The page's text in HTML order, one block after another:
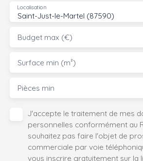
Saint-Just-le-Martel (87590)
Localisation
Budget max (€)
Surface min (m²)
Pièces min
J'accepte le traitement de mes
personnelles conformément au
souhaitez pas faire l'objet de
commerciale par voie
vous inscrire gratuitement sur la